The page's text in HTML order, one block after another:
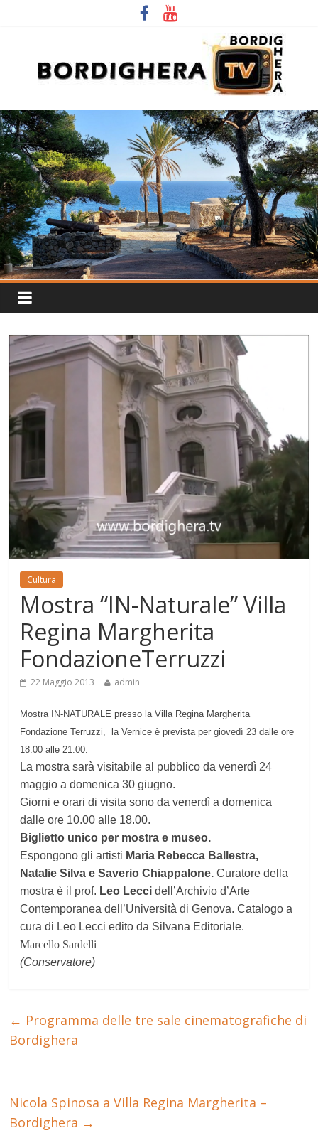
Cultura
Mostra “IN-Naturale” Villa
Regina Margherita
FondazioneTerruzzi
22 Maggio 2013 admin
Mostra IN-NATURALE presso la Villa Regina Margherita
Fondazione Terruzzi, la Vernice è prevista per giovedì 23 dalle ore
18.00 alle 21.00.
La mostra sarà visitabile al pubblico da venerdì 24
maggio a domenica 30 giugno.
Giorni e orari di visita sono da venerdì a domenica
dalle ore 10.00 alle 18.00.
Biglietto unico per mostra e museo.
Espongono gli artisti Maria Rebecca Ballestra,
Natalie Silva e Saverio Chiappalone. Curatore della
mostra è il prof. Leo Lecci dell’Archivio d’Arte
Contemporanea dell’Università di Genova. Catalogo a
cura di Leo Lecci edito da Silvana Editoriale.
Marcello Sardelli
(Conservatore)
← Programma delle tre sale cinematografiche di
Bordighera
Nicola Spinosa a Villa Regina Margherita –
Bordighera →